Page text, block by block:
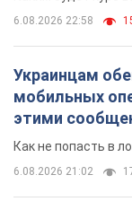
6.08.2026 22:58
Украинцам
мобильных
этими
Как не попасть в
6.08.2026 21:02